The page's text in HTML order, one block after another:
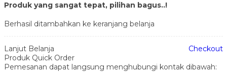
Produk yang sangat tepat, pilihan bagus..!
Berhasil ditambahkan ke keranjang belanja
Lanjut Belanja
Checkout
Produk Quick Order
Pemesanan dapat langsung menghubungi kontak dibawah: